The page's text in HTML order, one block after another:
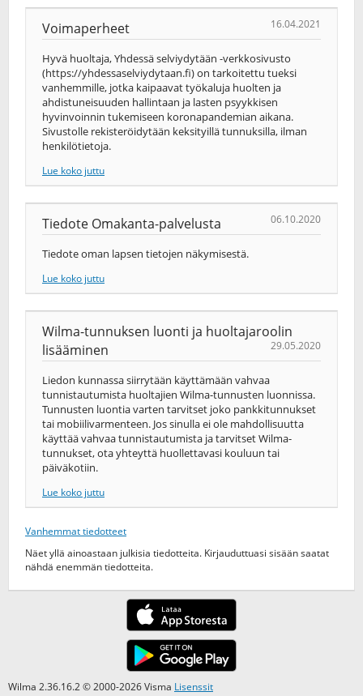
Voimaperheet 16.04.2021
Hyvä huoltaja, Yhdessä selviydytään -verkkosivusto
(https://yhdessaselviydytaan.fi) on tarkoitettu tueksi
vanhemmille, jotka kaipaavat työkaluja huolten ja
ahdistuneisuuden hallintaan ja lasten psyykkisen
hyvinvoinnin tukemiseen koronapandemian aikana.
Sivustolle rekisteröidytään keksityillä tunnuksilla, ilman
henkilötietoja.
Lue koko juttu
Tiedote Omakanta-palvelusta 06.10.2020
Tiedote oman lapsen tietojen näkymisestä.
Lue koko juttu
Wilma-tunnuksen luonti ja huoltajaroolin
lisääminen
29.05.2020
Liedon kunnassa siirrytään käyttämään vahvaa
tunnistautumista huoltajien Wilma-tunnusten luonnissa.
Tunnusten luontia varten tarvitset joko pankkitunnukset
tai mobiilivarmenteen. Jos sinulla ei ole mahdollisuutta
käyttää vahvaa tunnistautumista ja tarvitset Wilma-
tunnukset, ota yhteyttä huollettavasi kouluun tai
päiväkotiin.
Lue koko juttu
Vanhemmat tiedotteet
Näet yllä ainoastaan julkisia tiedotteita. Kirjauduttuasi sisään saatat
nähdä enemmän tiedotteita.
Wilma 2.36.16.2 © 2000-2026 Visma Lisenssit